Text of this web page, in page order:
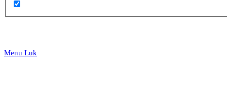
Menu Luk